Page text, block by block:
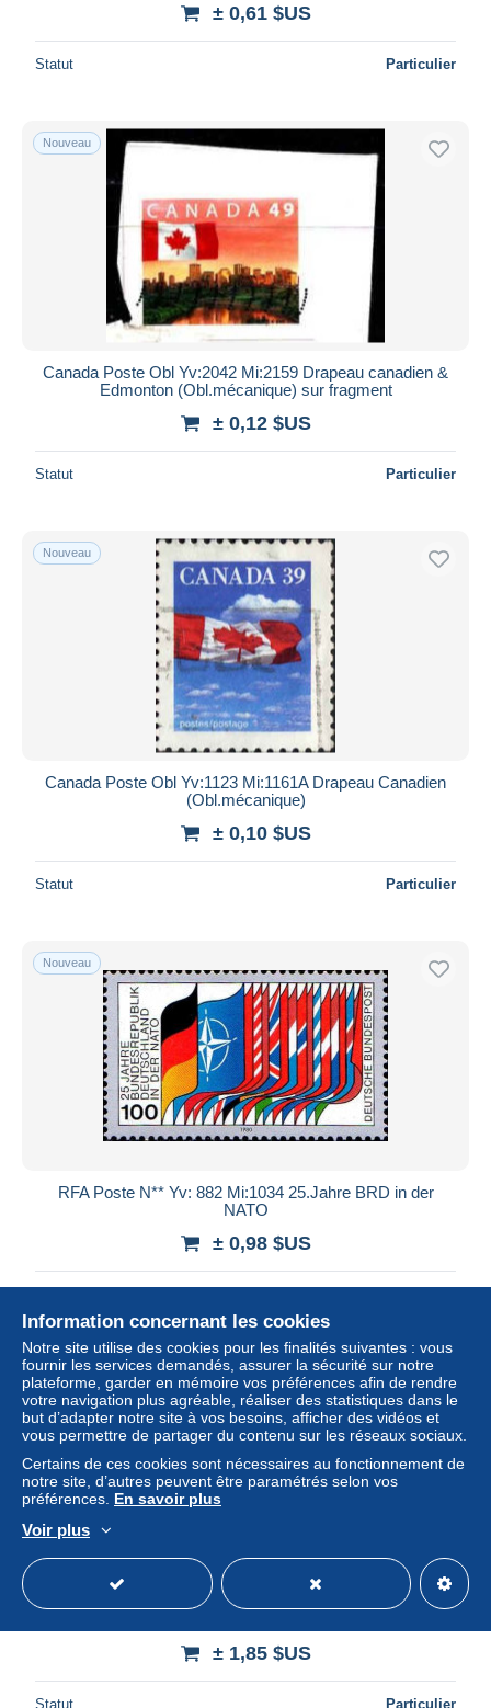
± 0,61 $US
Statut Particulier
Nouveau
Canada Poste Obl Yv:2042 Mi:2159 Drapeau canadien &
Edmonton (Obl.mécanique) sur fragment
± 0,12 $US
Statut Particulier
Nouveau
Canada Poste Obl Yv:1123 Mi:1161A Drapeau Canadien
(Obl.mécanique)
± 0,10 $US
Statut Particulier
Nouveau
RFA Poste N** Yv: 882 Mi:1034 25.Jahre BRD in der
NATO
± 0,98 $US
Nouveau
1975 National Flags,Coat of Arms,Friendship Treaty,
± 1,85 $US
Statut Particulier
Information concernant les cookies
Notre site utilise des cookies pour les finalités suivantes : vous
fournir les services demandés, assurer la sécurité sur notre
plateforme, garder en mémoire vos préférences afin de rendre
votre navigation plus agréable, réaliser des statistiques dans le
but d’adapter notre site à vos besoins, afficher des vidéos et
vous permettre de partager du contenu sur les réseaux sociaux.
Certains de ces cookies sont nécessaires au fonctionnement de
notre site, d’autres peuvent être paramétrés selon vos
préférences. En savoir plus
Voir plus